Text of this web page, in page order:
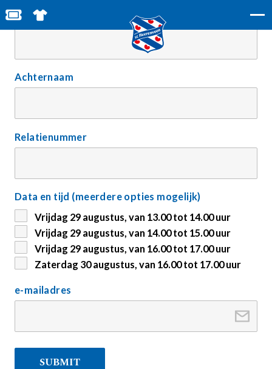
BESTEL JOUW TICKETS
SHOP IN DE FEANSTORE
Voornaam
Achternaam
Relatienummer
Data en tijd (meerdere opties mogelijk)
Vrijdag 29 augustus, van 13.00 tot 14.00 uur
Vrijdag 29 augustus, van 14.00 tot 15.00 uur
Vrijdag 29 augustus, van 16.00 tot 17.00 uur
Zaterdag 30 augustus, van 16.00 tot 17.00 uur
e-mailadres